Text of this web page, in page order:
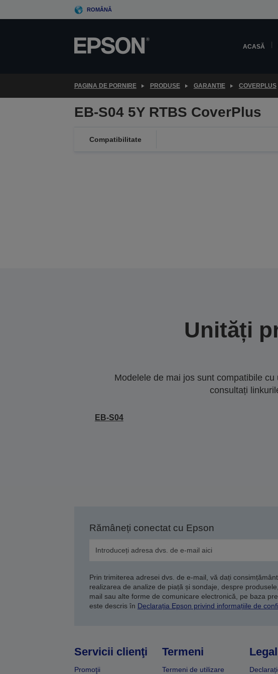
to
ROMÂNĂ
ACASĂ
PAGINA DE PORNIRE PRODUSE GARANȚIE COVERPLUS
EB-S04 5Y RTBS CoverPlus
Compatibilitate
Unități
Modelele de mai jos sunt compatibile
consultați
EB-S04
Rămâneți conectat cu Epson
Prin trimiterea adresei dvs. de e-mail, vă dați
realizarea de analize de piață și sondaje, despre
mail sau alte forme de comunicare electronică, pe baza
este descris în Declarația Epson privind informațiile de
Servicii clienţi
Promoţii
Termeni
Termeni de utilizare
Legal